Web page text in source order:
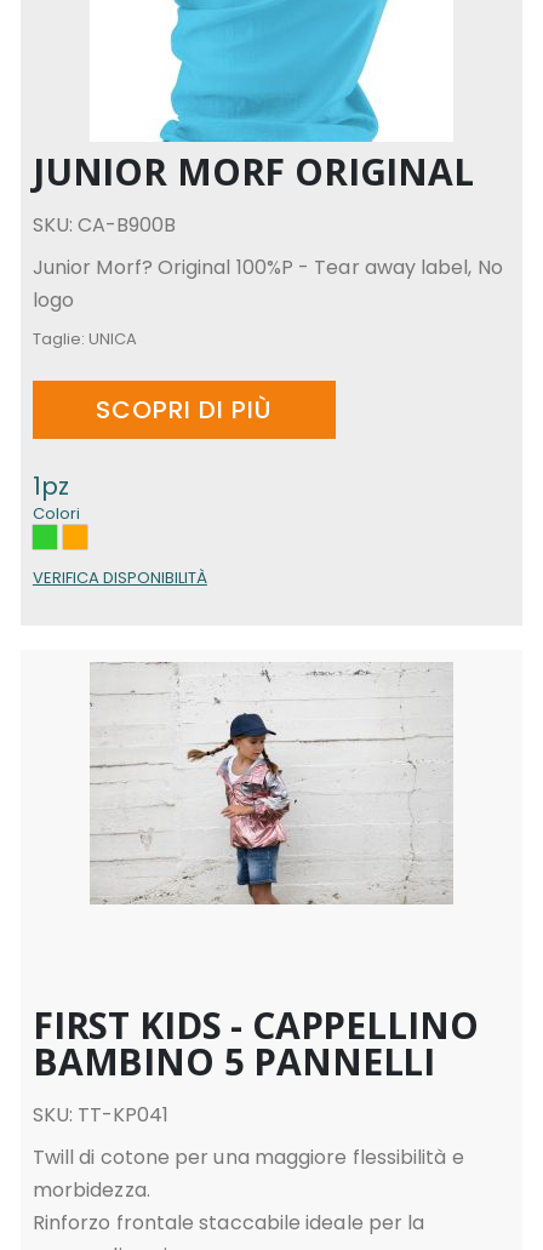
JUNIOR MORF ORIGINAL
SKU: CA-B900B
Junior Morf? Original 100%P - Tear away label, No
logo
Taglie: UNICA
SCOPRI DI PIÙ
1pz
Colori
VERIFICA DISPONIBILITÀ
FIRST KIDS - CAPPELLINO
BAMBINO 5 PANNELLI
SKU: TT-KP041
Twill di cotone per una maggiore flessibilità e
morbidezza.
Rinforzo frontale staccabile ideale per la